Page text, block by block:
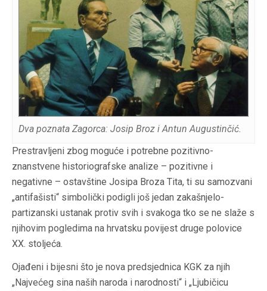
Dva poznata Zagorca: Josip Broz i Antun Augustinčić.
Prestravljeni zbog moguće i potrebne pozitivno-
znanstvene historiografske analize – pozitivne i
negativne – ostavštine Josipa Broza Tita, ti su samozvani
„antifašisti“ simbolički podigli još jedan zakašnjelo-
partizanski ustanak protiv svih i svakoga tko se ne slaže s
njihovim pogledima na hrvatsku povijest druge polovice
XX. stoljeća.
Ojađeni i bijesni što je nova predsjednica KGK za njih
„Najvećeg sina naših naroda i narodnosti“ i „Ljubičicu